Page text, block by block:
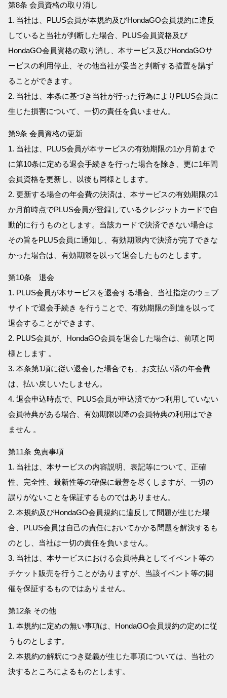
第8条 会員資格の取り消し
1. 当社は、PLUS会員が本規約及びHondaGO会員規約に違反
していると当社が判断した場合、PLUS会員資格及び
HondaGO会員資格の取り消し、本サービス及びHondaGOサ
ービスの利用停止、その他当社が妥当と判断する措置を講ず
ることができます。
2. 当社は、本条に基づき当社が行った行為によりPLUS会員に
生じた損害について、一切の責任を負いません。
第9条 会員資格の更新
1. 当社は、PLUS会員が本サービスの有効期限の1か月前まで
に第10条に定める退会手続きを行った場合を除き、更に1年間
会員資格を更新し、以後も同様とします。
2. 更新する場合の年会費の決済は、本サービスの有効期限の1
か月前時点でPLUS会員が登録しているクレジットカードで自
動的に行うものとします。当該カードで決済できない場合は
その旨をPLUS会員に通知し、有効期限内で決済が完了できな
かった場合は、有効期限を以って退会したものとします。
第10条 退会
1. PLUS会員が本サービスを退会する場合、当社指定のウェブ
サイトで退会手続き を行うことで、有効期限の到達を以って
退会することができます。
2. PLUS会員が、HondaGO会員を退会した場合は、前項と同
様とします 。
3. 本条第1項に従い退会した場合でも、お支払い済の年会費
は、払い戻しいたしません。
4. 退会申込時点で、PLUS会員が申込済でかつ利用していない
会員特典がある場合、有効期限以降の会員特典の利用はでき
ません 。
第11条 免責事項
1. 当社は、本サービスの内容説明、表記等について、正確
性、完全性、最新性等の確保に最善を尽くしますが、一切の
誤りがないことを保証するものではありません。
2. 本規約及びHondaGO会員規約に違反して問題が生じた場
合、PLUS会員は自己の責任においてかかる問題を解決するも
のとし、当社は一切の責任を負いません。
3. 当社は、本サービスにおける会員特典としてイベント等の
チケット販売を行うことがありますが、当該イベント等の開
催を保証するものではありません。
第12条 その他
1. 本規約に定めの無い事項は、HondaGO会員規約の定めに従
うものとします。
2. 本規約の解釈につき疑義が生じた事項については、当社の
決するところによるものとします。